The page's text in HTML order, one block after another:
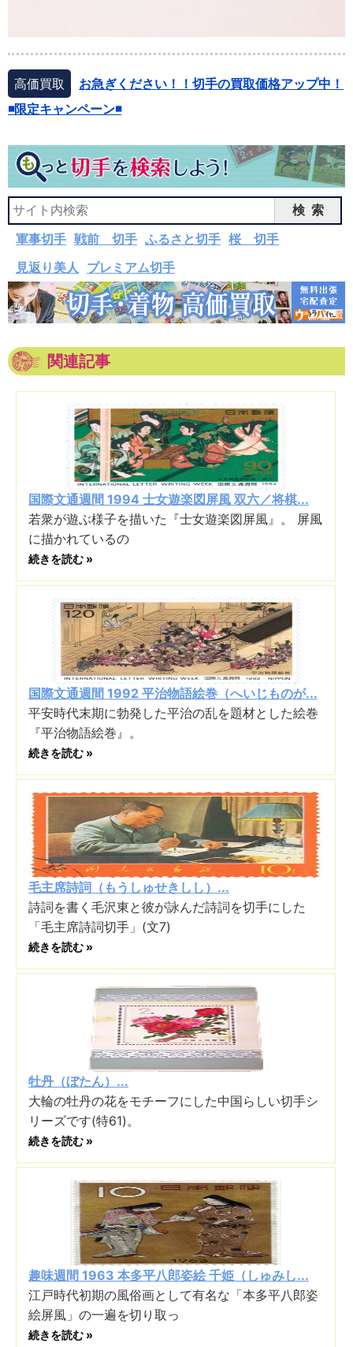
高価買取
お急ぎください！！切手の買取価格アップ中！
◾️限定キャンペーン◾️
検索
軍事切手 戦前 切手 ふるさと切手 桜 切手
見返り美人
プレミアム切手
関連記事
国際文通週間 1994 士女遊楽図屏風 双六／将棋...
若衆が遊ぶ様子を描いた『士女遊楽図屏風』。 屏風
に描かれているの
続きを読む »
国際文通週間 1992 平治物語絵巻（へいじものが...
平安時代末期に勃発した平治の乱を題材とした絵巻
『平治物語絵巻』。
続きを読む »
毛主席詩詞（もうしゅせきしし）...
詩詞を書く毛沢東と彼が詠んだ詩詞を切手にした
「毛主席詩詞切手」(文7)
続きを読む »
牡丹（ぼたん）...
大輪の牡丹の花をモチーフにした中国らしい切手シ
リーズです(特61)。
続きを読む »
趣味週間 1963 本多平八郎姿絵 千姫（しゅみし...
江戸時代初期の風俗画として有名な「本多平八郎姿
絵屏風」の一遍を切り取っ
続きを読む »